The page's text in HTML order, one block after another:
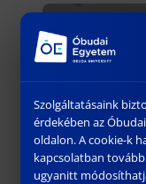
Szolgáltatásaink
érdekében az
oldalon. A cookie-k
kapcsolatban
ugyanitt